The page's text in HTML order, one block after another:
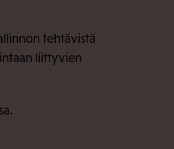
tehtävistä
liittyvien